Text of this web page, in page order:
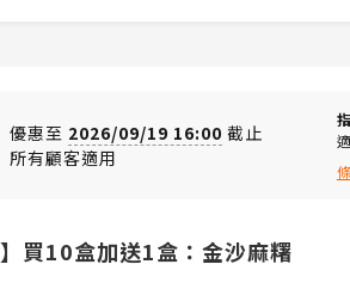
優惠至 2026/09/19 16:00 截止
所有顧客適用
】買10盒加送1盒：金沙麻糬